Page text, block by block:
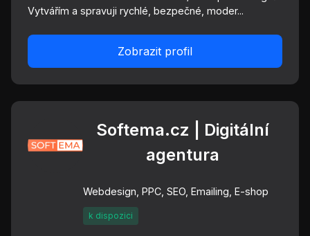
Vytvářím a spravuji rychlé, bezpečné, moder...
Zobrazit profil
Softema.cz | Digitální
agentura
Webdesign, PPC, SEO, Emailing, E-shop
k dispozici